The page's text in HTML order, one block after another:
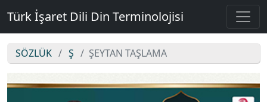
Türk İşaret Dili Din Terminolojisi
SÖZLÜK Ş ŞEYTAN TAŞLAMA
ŞEYTAN TAŞLAMA